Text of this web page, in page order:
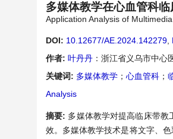
多媒体教学在心血管科
Application Analysis of
DOI: 10.12677/AE.2024.142279
作者: 叶丹丹 ：浙江省义乌市中心
关键词: 多媒体教学 ； 心血管科 ；
Analysis
摘要: 多媒体教学对提高临床带教
效。多媒体教学技术是将文字、